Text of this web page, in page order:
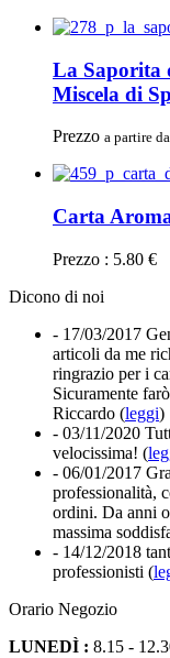
La Saporita
Miscela di
Prezzo a partire da
Carta
Prezzo : 5.80 €
Dicono di noi
- 17/03/2017
articoli da me
ringrazio per i
Sicuramente
Riccardo (leggi)
- 03/11/2020
velocissima! (
- 06/01/2017
professionalità,
ordini. Da anni
massima
- 14/12/2018
professionisti (
Orario Negozio
LUNEDÌ : 8.15 -